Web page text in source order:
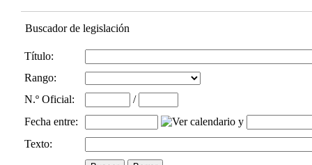
Buscador de legislación
Título:
Rango:
N.º Oficial:
/
Fecha entre:
y
Texto: